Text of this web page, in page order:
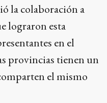
la colaboración a
lograron esta
en el
provincias tienen un
el mismo